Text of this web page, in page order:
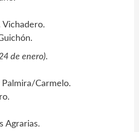
de enero).
Carmelo.
Agrarias.